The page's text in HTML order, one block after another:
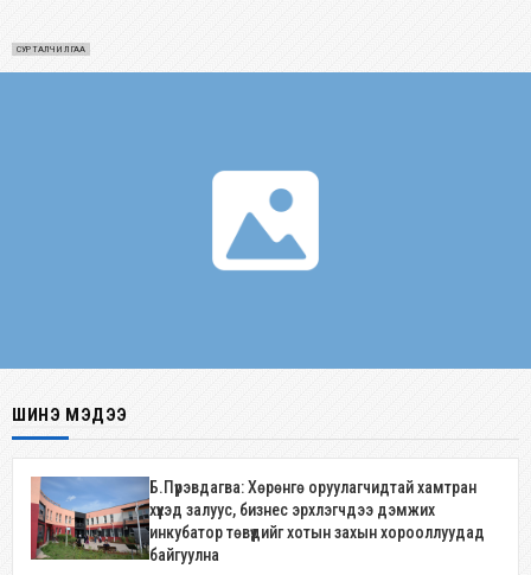
СУРТАЛЧИЛГАА
ШИНЭ МЭДЭЭ
Б.Пүрэвдагва: Хөрөнгө оруулагчидтай хамтран
хүүхэд залуус, бизнес эрхлэгчдээ дэмжих
инкубатор төвүүдийг хотын захын хорооллуудад
байгуулна